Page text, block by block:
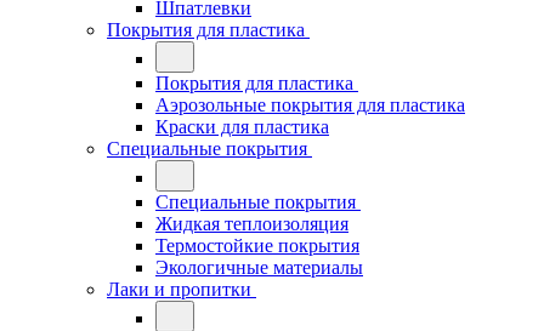
Шпатлевки
Покрытия для пластика
Покрытия для пластика
Аэрозольные покрытия для пластика
Краски для пластика
Специальные покрытия
Специальные покрытия
Жидкая теплоизоляция
Термостойкие покрытия
Экологичные материалы
Лаки и пропитки